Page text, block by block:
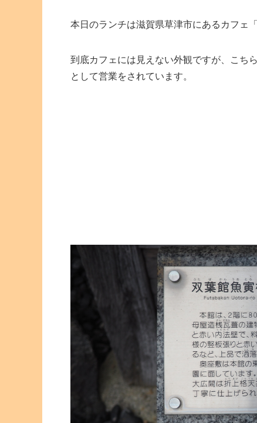
本日のランチは滋賀県草津市にあるカフェ「
到底カフェには見えない外観ですが、こちら
として営業をされています。